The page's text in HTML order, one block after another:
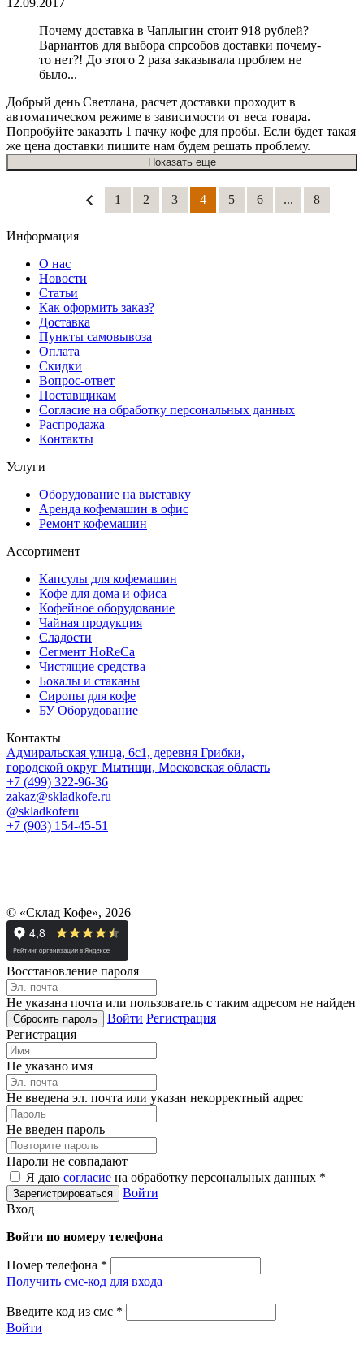
12.09.2017
Почему доставка в Чаплыгин стоит 918 рублей?
Вариантов для выбора спрсобов доставки почему-
то нет?! До этого 2 раза заказывала проблем не
было...
Добрый день Светлана, расчет доставки проходит в
автоматическом режиме в зависимости от веса товара.
Попробуйте заказать 1 пачку кофе для пробы. Если будет такая
же цена доставки пишите нам будем решать проблему.
Показать еще
1 2 3 4 5 6 ... 8
Информация
О нас
Новости
Статьи
Как оформить заказ?
Доставка
Пункты самовывоза
Оплата
Скидки
Вопрос-ответ
Поставщикам
Согласие на обработку персональных данных
Распродажа
Контакты
Услуги
Оборудование на выставку
Аренда кофемашин в офис
Ремонт кофемашин
Ассортимент
Капсулы для кофемашин
Кофе для дома и офиса
Кофейное оборудование
Чайная продукция
Сладости
Сегмент HoReCa
Чистящие средства
Бокалы и стаканы
Сиропы для кофе
БУ Оборудование
Контакты
Адмиральская улица, 6с1, деревня Грибки,
городской округ Мытищи, Московская область
+7 (499) 322-96-36
zakaz@skladkofe.ru
@skladkoferu
+7 (903) 154-45-51
© «Склад Кофе», 2026
Восстановление пароля
Не указана почта или пользователь с таким адресом не найден
Войти Регистрация
Регистрация
Не указано имя
Не введена эл. почта или указан некорректный адрес
Не введен пароль
Пароли не совпадают
Я даю согласие на обработку персональных данных *
Войти
Вход
Войти по номеру телефона
Номер телефона *
Получить смс-код для входа
Введите код из смс *
Войти